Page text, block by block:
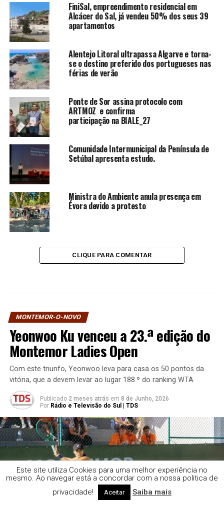
FiniSal, empreendimento residencial em
Alcácer do Sal, já vendeu 50% dos seus 39
apartamentos
Alentejo Litoral ultrapassa Algarve e torna-
se o destino preferido dos portugueses nas
férias de verão
Ponte de Sor assina protocolo com
ARTMOZ e confirma
participação na BIALE_27
Comunidade Intermunicipal da Península de
Setúbal apresenta estudo.
Ministra do Ambiente anula presença em
Évora devido a protesto
CLIQUE PARA COMENTAR
MONTEMOR-O-NOVO
Yeonwoo Ku venceu a 23.ª edição do
Montemor Ladies Open
Com este triunfo, Yeonwoo leva para casa os 50 pontos da
vitória, que a devem levar ao lugar 188.º do ranking WTA
Publicado 2 meses atrás em 8 de Junho, 2026
Por Rádio e Televisão do Sul | TDS
Este site utiliza Cookies para uma melhor experiência no
mesmo. Ao navegar está a concordar com a nossa politica de
privacidade!
Aceitar Saiba mais